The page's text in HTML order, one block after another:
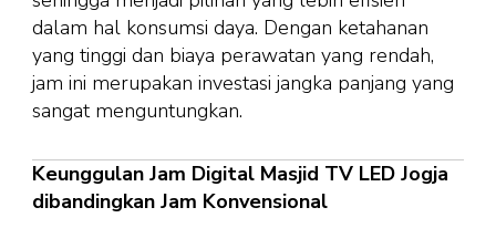
dalam hal konsumsi daya. Dengan ketahanan
yang tinggi dan biaya perawatan yang rendah,
jam ini merupakan investasi jangka panjang yang
sangat menguntungkan.
Keunggulan Jam Digital Masjid TV LED Jogja
dibandingkan Jam Konvensional